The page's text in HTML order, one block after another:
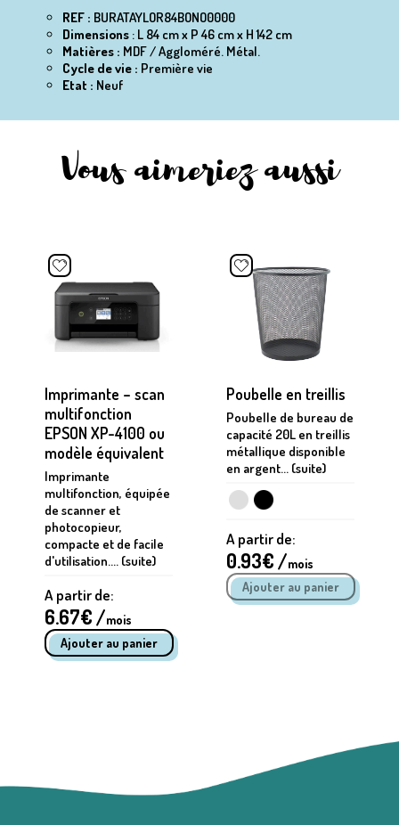
REF : BURATAYLOR84BONO0000
Dimensions: L 84 cm x P 46 cm x H 142 cm
Matières : MDF / Aggloméré. Métal.
Cycle de vie : Première vie
Etat : Neuf
Vous aimeriez aussi
Imprimante – scan
multifonction
EPSON XP-4100 ou
modèle équivalent
Imprimante
multifonction, équipée
de scanner et
photocopieur,
compacte et de facile
d'utilisation.... (suite)
A partir de:
6.67€ /mois
Poubelle en treillis
Poubelle de bureau de
capacité 20L en treillis
métallique disponible
en argent... (suite)
A partir de:
0.93€ /mois